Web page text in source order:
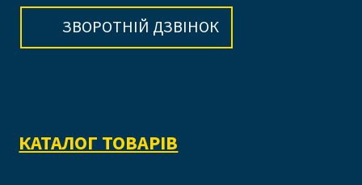
ЗВОРОТНІЙ ДЗВІНОК
КАТАЛОГ ТОВАРІВ